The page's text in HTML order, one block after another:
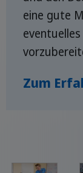
eine gute
Zum